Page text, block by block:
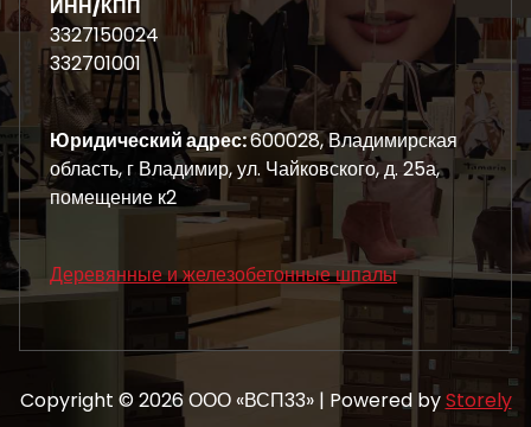
ИНН/КПП
3327150024
332701001
Юридический адрес:600028, Владимирская
область, г Владимир, ул. Чайковского, д. 25а,
помещение к2
Деревянные и железобетонные шпалы
Copyright © 2026 ООО «ВСП33» | Powered byStorely